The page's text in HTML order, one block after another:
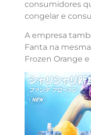
consumidores
congelar e
A empresa
Fanta na
Frozen Orange